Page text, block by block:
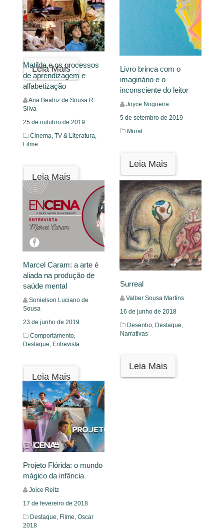
Pollyanna Silva Carvalho
25 de dezembro de 2021
Conto,Narrativas
Leia Mais
Matilda e os processos
de aprendizagem e
alfabetização
Ana Beatriz de Sousa R.
Silva
25 de outubro de 2019
Cinema, TV & Literatura,
Filme
Leia Mais
Livro brinca com o
imaginário e o
inconsciente do leitor
Joyce Nogueira
5 de setembro de 2019
Mural
Leia Mais
Marcel Caram: a arte é
aliada na produção de
saúde mental
Sonielson Luciano de
Sousa
23 de junho de 2019
Comportamento,
Destaque, Entrevista
Leia Mais
Surreal
Valber Sousa Martins
16 de junho de 2018
Desenho, Destaque,
Narrativas
Leia Mais
Projeto Flórida: o mundo
mágico da infância
Joice Reitz
17 de fevereiro de 2018
Destaque, Filme, Oscar
2018